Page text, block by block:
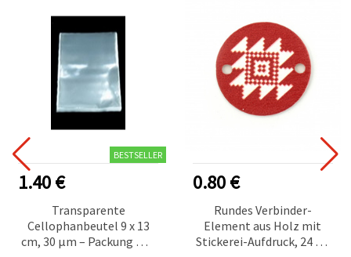
BESTSELLER
1.40 €
Transparente
Cellophanbeutel 9 x 13
cm, 30 µm – Packung mit
0.80 €
Rundes Verbinder-
Element aus Holz mit
Stickerei-Aufdruck, 24 x 2